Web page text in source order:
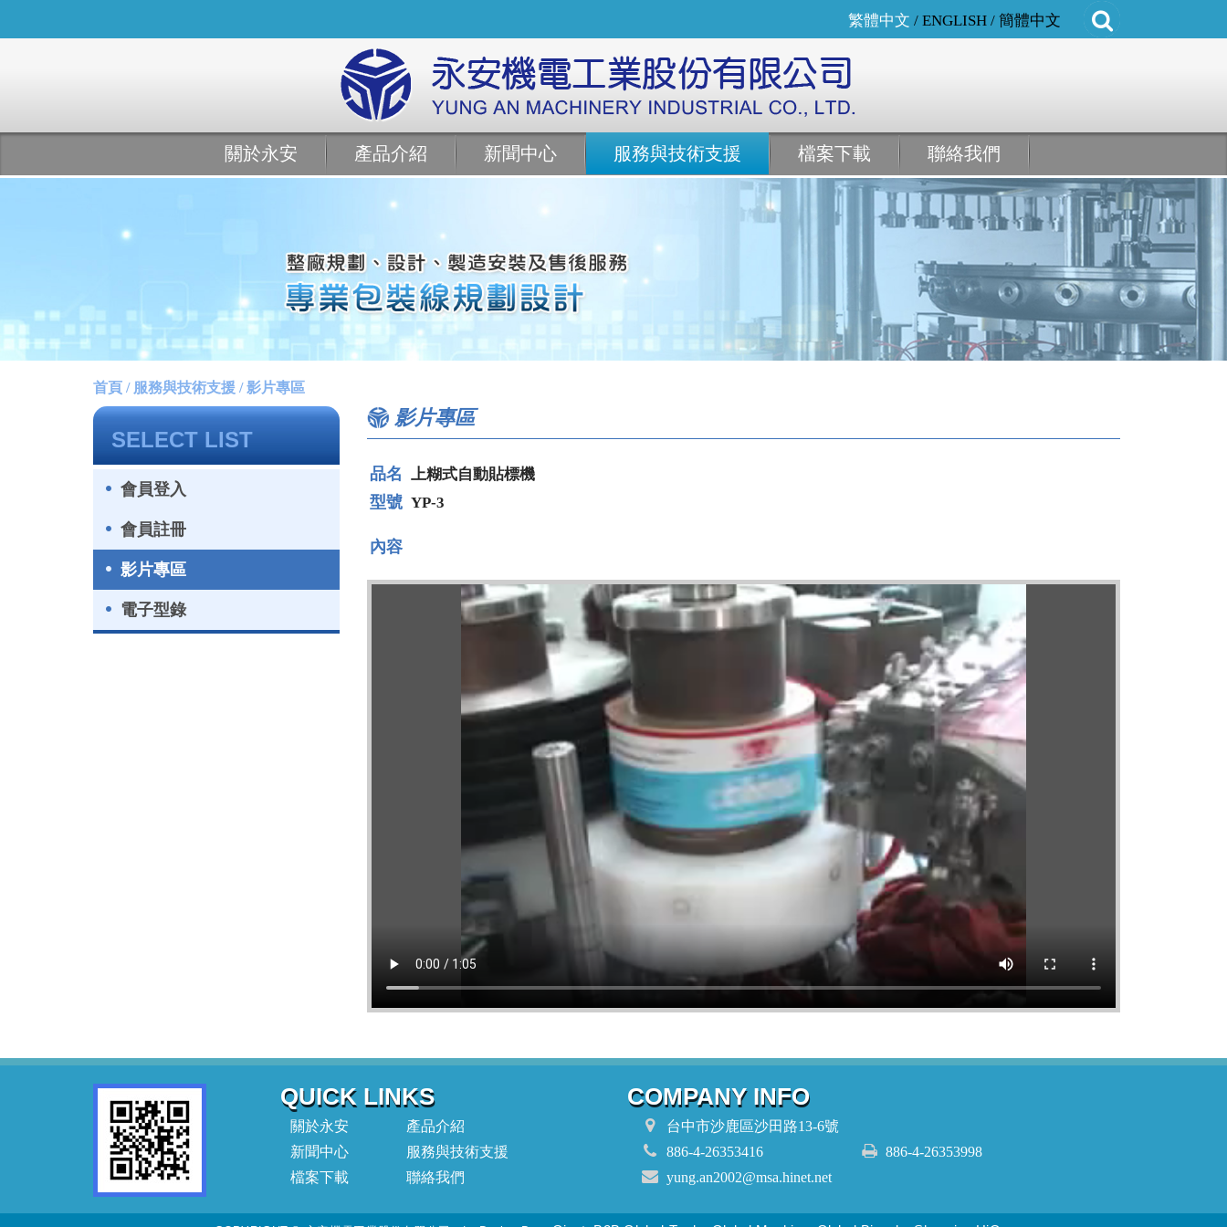
繁體中文 / ENGLISH / 簡體中文
關於永安 產品介紹 新聞中心 服務與技術支援 檔案下載 聯絡我們
首頁 / 服務與技術支援 / 影片專區
SELECT LIST
會員登入
會員註冊
影片專區
電子型錄
影片專區
品名 上糊式自動貼標機
型號 YP-3
內容
QUICK LINKS
關於永安
產品介紹
新聞中心
服務與技術支援
檔案下載
聯絡我們
COMPANY INFO
台中市沙鹿區沙田路13-6號
886-4-26353416
886-4-26353998
yung.an2002@msa.hinet.net